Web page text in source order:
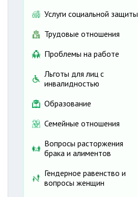
Услуги социальной защиты
Трудовые отношения
Проблемы на работе
Льготы для лиц с
инвалидностью
Образование
Семейные отношения
Вопросы расторжения
брака и алиментов
Гендерное равенство и
вопросы женщин